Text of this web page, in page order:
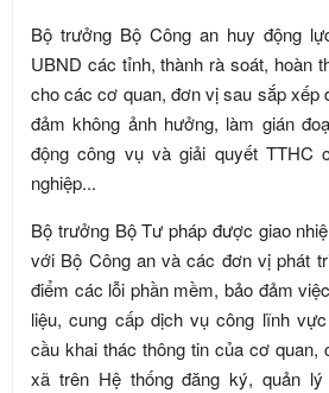
Bộ trưởng Bộ Công an huy động
UBND các tỉnh, thành rà soát, hoàn
cho các cơ quan, đơn vị sau sắp xếp
đảm không ảnh hưởng, làm gián
động công vụ và giải quyết TTHC
nghiệp...
Bộ trưởng Bộ Tư pháp được giao
với Bộ Công an và các đơn vị phát
điểm các lỗi phần mềm, bảo đảm
liệu, cung cấp dịch vụ công lĩnh
cầu khai thác thông tin của cơ quan,
xã trên Hệ thống đăng ký, quản